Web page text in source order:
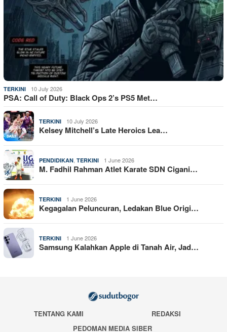
TERKINI 10 July 2026
PSA: Call of Duty: Black Ops 2’s PS5 Met…
TERKINI 10 July 2026
Kelsey Mitchell’s Late Heroics Lea…
PENDIDIKAN TERKINI 1 June 2026
M. Fadhil Rahman Atlet Karate SDN Cigani…
TERKINI 1 June 2026
Kegagalan Peluncuran, Ledakan Blue Origi…
TERKINI 1 June 2026
Samsung Kalahkan Apple di Tanah Air, Jad…
TENTANG KAMI
REDAKSI
PEDOMAN MEDIA SIBER